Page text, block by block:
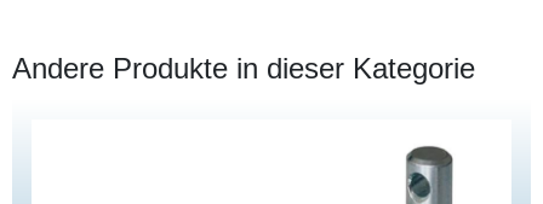
Andere Produkte in dieser Kategorie